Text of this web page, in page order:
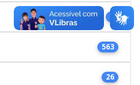
563
26